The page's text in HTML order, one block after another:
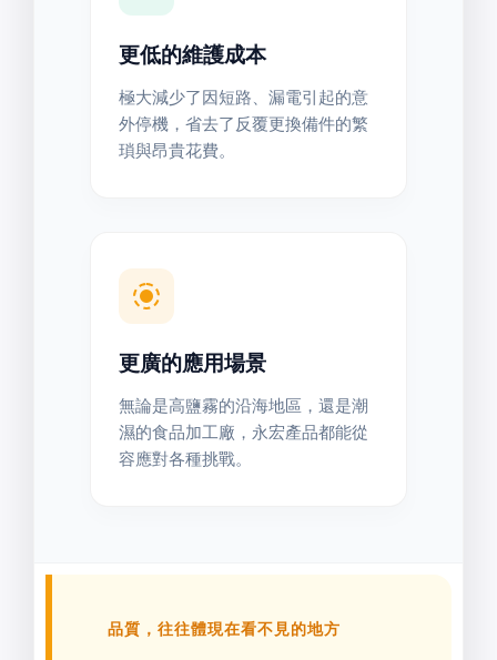
更低的維護成本
極大減少了因短路、漏電引起的意
外停機，省去了反覆更換備件的繁
瑣與昂貴花費。
更廣的應用場景
無論是高鹽霧的沿海地區，還是潮
濕的食品加工廠，永宏產品都能從
容應對各種挑戰。
品質，往往體現在看不見的地方